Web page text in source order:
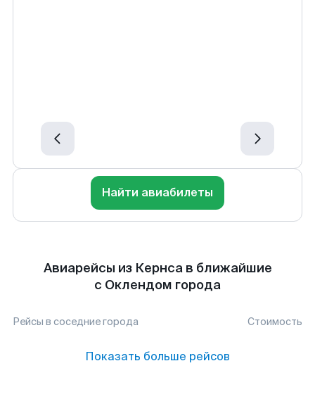
Найти авиабилеты
Авиарейсы из Кернса в ближайшие
с Оклендом города
Рейсы в соседние города Стоимость
Показать больше рейсов